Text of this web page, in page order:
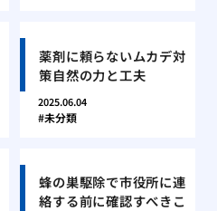
薬剤に頼らないムカデ対
策自然の力と工夫
2025.06.04
未分類
蜂の巣駆除で市役所に連
絡する前に確認すべきこ